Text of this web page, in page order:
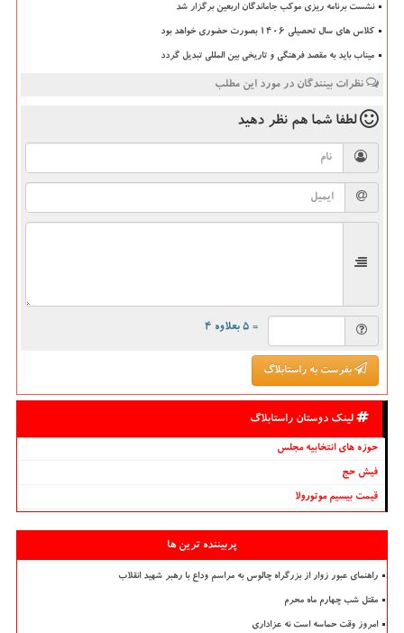
نشست برنامه ریزی موکب جاماندگان اربعین برگزار شد
کلاس های سال تحصیلی ۱۴۰۶ بصورت حضوری خواهد بود
میناب باید به مقصد فرهنگی و تاریخی بین المللی تبدیل گردد
نظرات بینندگان در مورد این مطلب
لطفا شما هم نظر دهید
= ۵ بعلاوه ۴
بفرست به راستابلاگ
لینک دوستان راستابلاگ
حوزه های انتخابیه مجلس
فیش حج
قیمت بیسیم موتورولا
پربیننده ترین ها
راهنمای عبور زوار از بزرگراه چالوس به مراسم وداع با رهبر شهید انقلاب
مقتل شب چهارم ماه محرم
امروز وقت حماسه است نه عزاداری